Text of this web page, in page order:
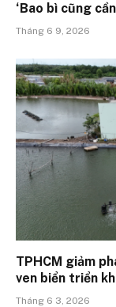
‘Bao bì cũng
Tháng 6 9, 2026
TPHCM giảm
ven biển triển
Tháng 6 3, 2026